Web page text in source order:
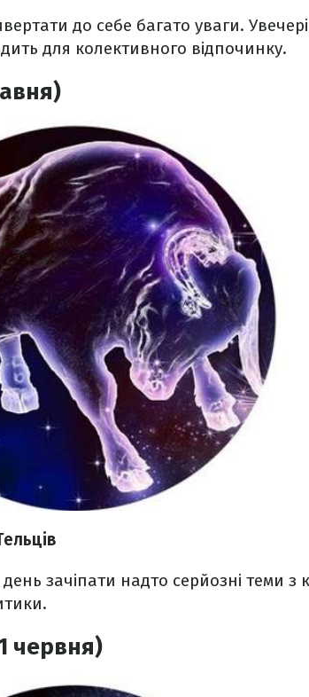
до себе багато уваги.
для колективного відпочинку.
зачіпати надто серйозні теми з
червня)